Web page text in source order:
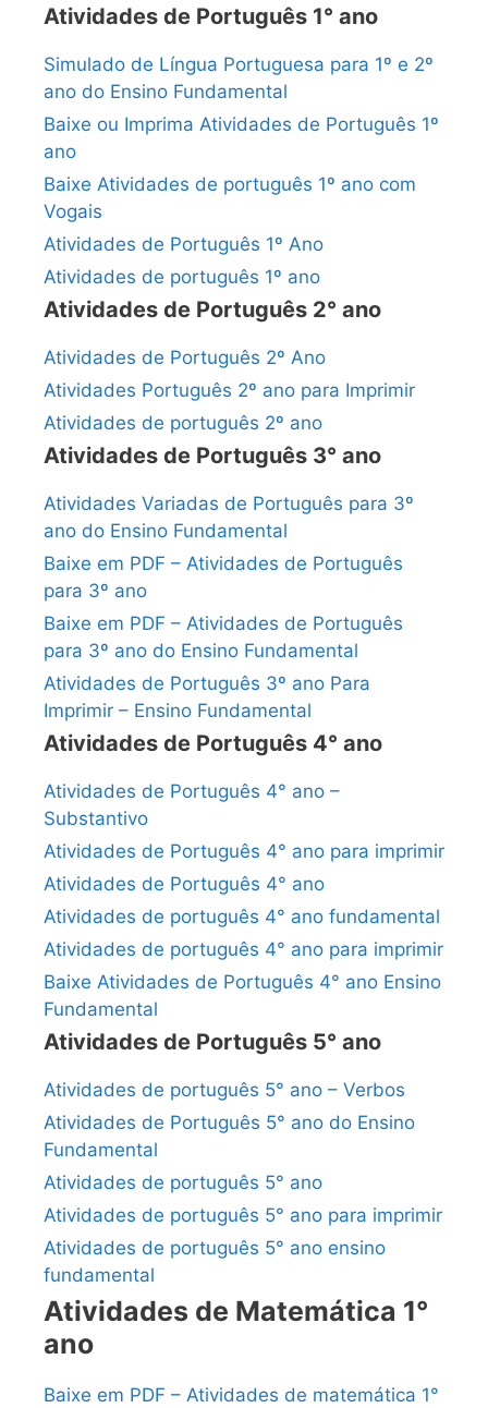
Atividades de Português 1° ano
Simulado de Língua Portuguesa para 1º e 2º
ano do Ensino Fundamental
Baixe ou Imprima Atividades de Português 1º
ano
Baixe Atividades de português 1º ano com
Vogais
Atividades de Português 1º Ano
Atividades de português 1º ano
Atividades de Português 2° ano
Atividades de Português 2º Ano
Atividades Português 2º ano para Imprimir
Atividades de português 2º ano
Atividades de Português 3° ano
Atividades Variadas de Português para 3º
ano do Ensino Fundamental
Baixe em PDF – Atividades de Português
para 3º ano
Baixe em PDF – Atividades de Português
para 3º ano do Ensino Fundamental
Atividades de Português 3º ano Para
Imprimir – Ensino Fundamental
Atividades de Português 4° ano
Atividades de Português 4° ano –
Substantivo
Atividades de Português 4° ano para imprimir
Atividades de Português 4° ano
Atividades de português 4° ano fundamental
Atividades de português 4° ano para imprimir
Baixe Atividades de Português 4° ano Ensino
Fundamental
Atividades de Português 5° ano
Atividades de português 5° ano – Verbos
Atividades de Português 5° ano do Ensino
Fundamental
Atividades de português 5° ano
Atividades de português 5° ano para imprimir
Atividades de português 5° ano ensino
fundamental
Atividades de Matemática 1°
ano
Baixe em PDF – Atividades de matemática 1°